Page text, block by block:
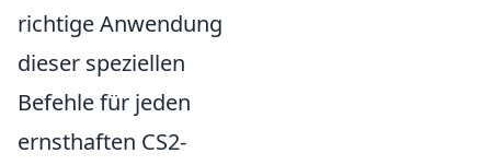
richtige Anwendung
dieser speziellen
Befehle für jeden
ernsthaften CS2-